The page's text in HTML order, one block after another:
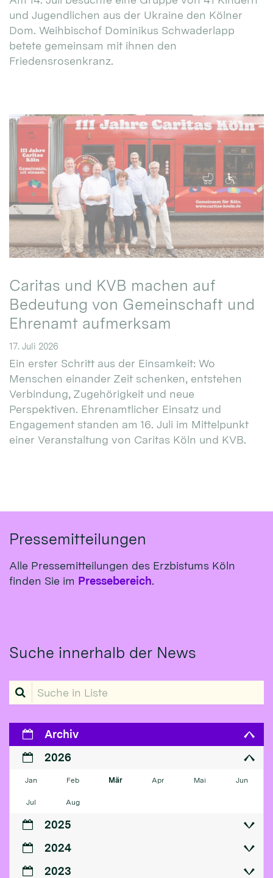
und Jugendlichen aus der Ukraine den Kölner
Dom. Weihbischof Dominikus Schwaderlapp
betete gemeinsam mit ihnen den
Friedensrosenkranz.
Caritas und KVB machen auf
Bedeutung von Gemeinschaft und
Ehrenamt aufmerksam
17. Juli 2026
Ein erster Schritt aus der Einsamkeit: Wo
Menschen einander Zeit schenken, entstehen
Verbindung, Zugehörigkeit und neue
Perspektiven. Ehrenamtlicher Einsatz und
Engagement standen am 16. Juli im Mittelpunkt
einer Veranstaltung von Caritas Köln und KVB.
Pressemitteilungen
Alle Pressemitteilungen des Erzbistums Köln
finden Sie im Pressebereich.
Suche innerhalb der News
Suche in Liste
Archiv
2026
Jan Feb Mär Apr Mai Jun
Jul Aug
2025
2024
2023